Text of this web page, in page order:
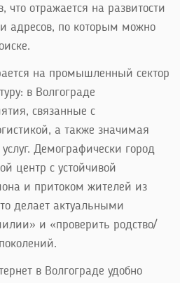
что отражается на развитости
адресов, по которым можно
на промышленный сектор
в Волгограде
связанные с
а также значимая
Демографически город
центр с устойчивой
и притоком жителей из
делает актуальными
и «проверить родство/
в Волгограде удобно